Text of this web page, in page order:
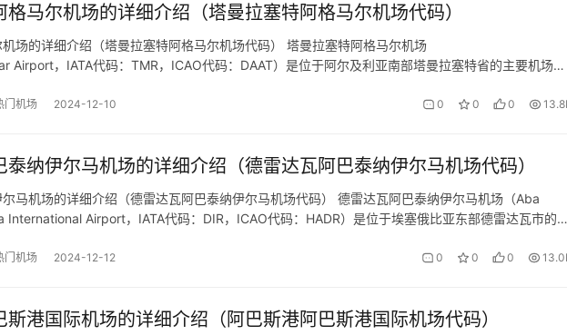
马尔机场的详细介绍（塔曼拉塞特阿格马尔机场代码）
场的详细介绍（塔曼拉塞特阿格马尔机场代码） 塔曼拉塞特阿格马尔机场
Airport，IATA代码：TMR，ICAO代码：DAAT）是位于阿尔及利亚南部塔曼拉塞特省的主要机场之
门机场 2024-12-10 0 0 0
纳伊尔马机场的详细介绍（德雷达瓦阿巴泰纳伊尔马机场代码）
马机场的详细介绍（德雷达瓦阿巴泰纳伊尔马机场代码） 德雷达瓦阿巴泰纳伊尔马机场（Aba
Airport，IATA代码：DIR，ICAO代码：HADR）是位于埃塞俄比亚东部德雷达瓦市的主
门机场 2024-12-12 0 0 0
港国际机场的详细介绍（阿巴斯港阿巴斯港国际机场代码）